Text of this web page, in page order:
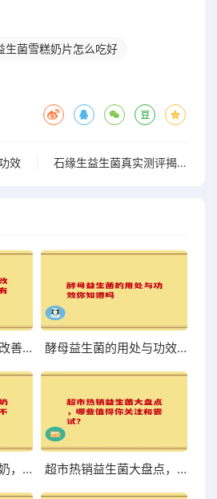
生菌雪糕奶片怎么吃好
效 石缘生益生菌真实测评揭示健康秘密与效果分析
八联益生菌旗舰店：改善肠道，体验前所未有的轻盈与舒适 酵母益生菌的用处与功效你知道吗
沧州快消品益生菌酸奶，口感与营养到底够不够尝鲜？ 超市热销益生菌大盘点，哪些值得你关注和尝试？